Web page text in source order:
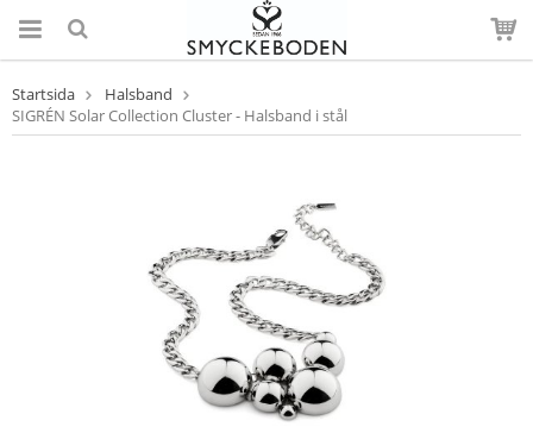
Startsida
Halsband
SIGRÉN Solar Collection Cluster - Halsband i stål